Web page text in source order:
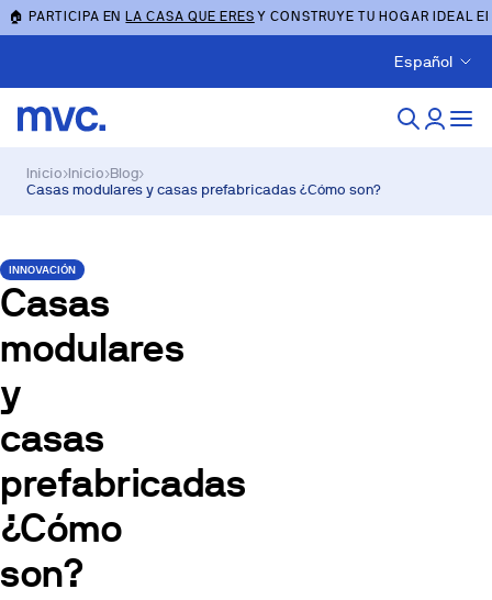
🏠 PARTICIPA ENLA CASA QUE ERES Y CONSTRUYE TU HOGAR IDEAL
Español
Inicio›Inicio›Blog›
Casas modulares y casas prefabricadas ¿Cómo son?
INNOVACIÓN
Casas
modulares
y
casas
prefabricadas
¿Cómo
son?